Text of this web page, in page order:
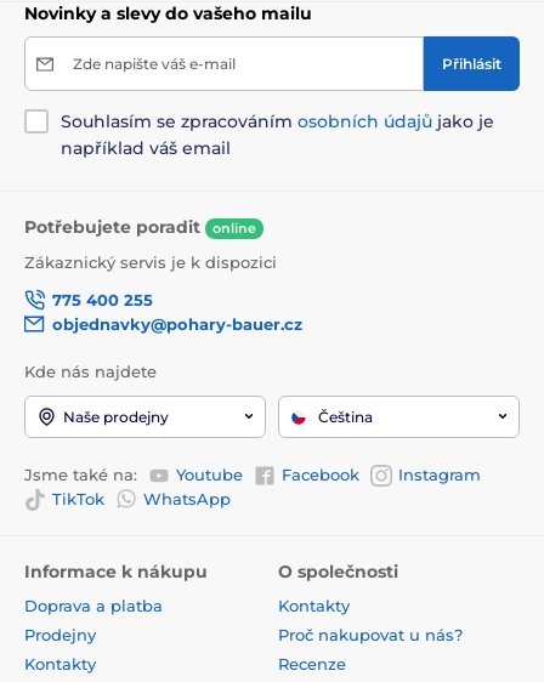
Novinky a slevy do vašeho mailu
Zde napište váš e-mail Přihlásit
Souhlasím se zpracováním osobních údajů jako je
například váš email
Potřebujete poradit online
Zákaznický servis je k dispozici
775 400 255
objednavky@pohary-bauer.cz
Kde nás najdete
Naše prodejny Čeština
Jsme také na: Youtube Facebook
Instagram
TikTok
WhatsApp
Informace k nákupu
Doprava a platba
Prodejny
Kontakty
O společnosti
Kontakty
Proč nakupovat u nás?
Recenze